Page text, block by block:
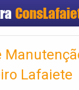
Cadastrar
Criar conta
Lafaiete